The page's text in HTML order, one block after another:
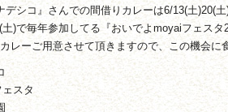
デシコ』さんでの間借りカレーは6/13(土)20(
)で毎年参加してる『おいでよmoyaiフェス
レーご用意させて頂きますので、この機会に
スタ